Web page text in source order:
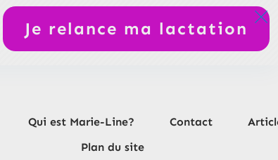
Qui est Marie-Line? Contact
Plan du site
semaines
Résultat :
Je relance ma lactation